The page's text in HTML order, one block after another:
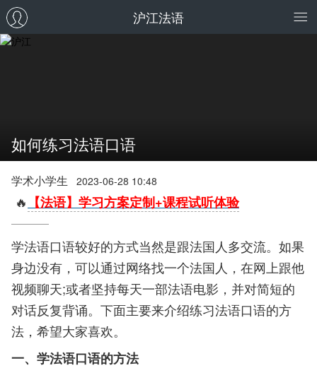
沪江法语
如何练习法语口语
学术小学生 2023-06-28 10:48
🔥 【法语】学习方案定制+课程试听体验
学法语口语较好的方式当然是跟法国人多交流。如果
身边没有，可以通过网络找一个法国人，在网上跟他
视频聊天;或者坚持每天一部法语电影，并对简短的
对话反复背诵。下面主要来介绍练习法语口语的方
法，希望大家喜欢。
一、学法语口语的方法